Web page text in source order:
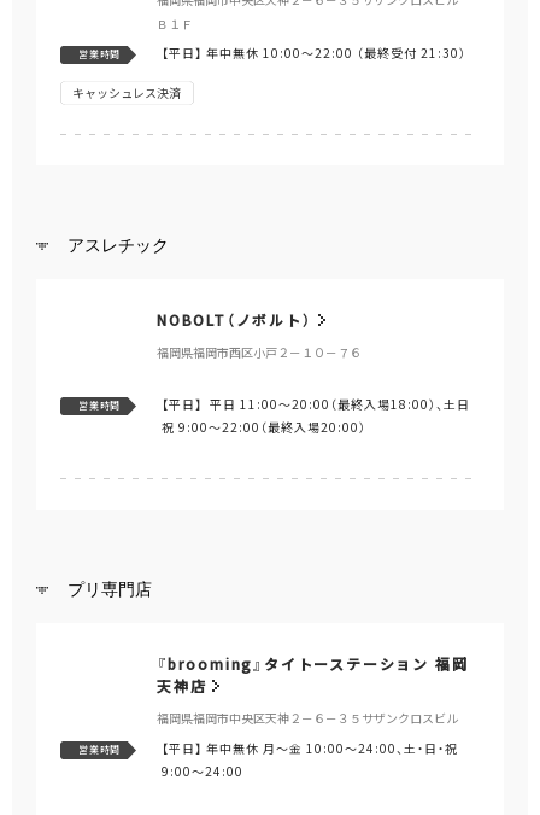
Ｂ１Ｆ
営業時間 【平日】年中無休 10:00～22:00 （最終受付 21:30）
キャッシュレス決済
アスレチック
NOBOLT（ノボルト）
福岡県福岡市西区小戸２－１０－７６
営業時間 【平日】 平日 11:00～20:00（最終入場18:00）、土日
祝 9:00～22:00（最終入場20:00）
プリ専門店
『brooming』タイトーステーション 福岡
天神店
福岡県福岡市中央区天神２－６－３５サザンクロスビル
営業時間 【平日】年中無休 月～金 10:00～24:00、土・日・祝
9:00～24:00